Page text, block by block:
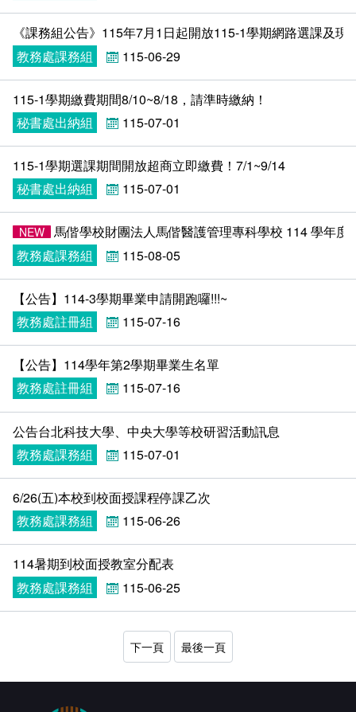
新聞媒體專區
校園行事曆
報名系統
線上報名
線上報名查詢
影音資訊
學習指導中心
輔導處
研發處
秘書處事務組
秘書處出納組
教學媒體處
電算中心
圖書館
會計室
人事室
大眾傳播學系
外國語文學系
文化藝術學系
科技管理學系
健康管理與促進學系
校務系統
課程大綱
網路選課
網路教學 3.0 (111-2學期啟用)
校園行事曆
校內系統
資訊服務線上報修系統
消耗品申請
會計預警及請購系統
教室‧會議室預約系統
問卷調查
法令規章
書表下載
政府公開資訊
意見信箱
各單位意見信箱
教師意見信箱
諮詢信箱
諮詢信箱進度查詢
影音資訊
《課務組公告》115年7月1日起開放115-1學期網路選課及現
教務處課務組
115-06-29
115-1學期繳費期間8/10~8/18，請準時繳納！
秘書處出納組
115-07-01
115-1學期選課期間開放超商立即繳費！7/1~9/14
秘書處出納組
115-07-01
NEW 馬偕學校財團法人馬偕醫護管理專科學校 114 學年度
教務處課務組
115-08-05
【公告】114-3學期畢業申請開跑囉!!!~
教務處註冊組
115-07-16
【公告】114學年第2學期畢業生名單
教務處註冊組
115-07-16
公告台北科技大學、中央大學等校研習活動訊息
教務處課務組
115-07-01
6/26(五)本校到校面授課程停課乙次
教務處課務組
115-06-26
114暑期到校面授教室分配表
教務處課務組
115-06-25
下一頁 最後一頁